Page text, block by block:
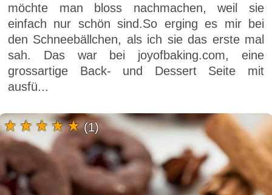
möchte man bloss nachmachen, weil sie
einfach nur schön sind.So erging es mir bei
den Schneebällchen, als ich sie das erste mal
sah. Das war bei joyofbaking.com, eine
grossartige Back- und Dessert Seite mit
ausfü...
(1)